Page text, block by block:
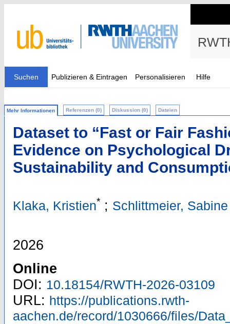
Suchen Publizieren & Eintragen Personalisieren Hilfe
Mehr Informationen Referenzen (0) Diskussion (0) Dateien
Dataset to “Fast or Fair
Evidence on Psychological
Sustainability and
Klaka, Kristien* ; Schlittmeier,
2026
Online
DOI: 10.18154/RWTH-2026-03109
URL: https://publications.rwth-
aachen.de/record/1030666/files/